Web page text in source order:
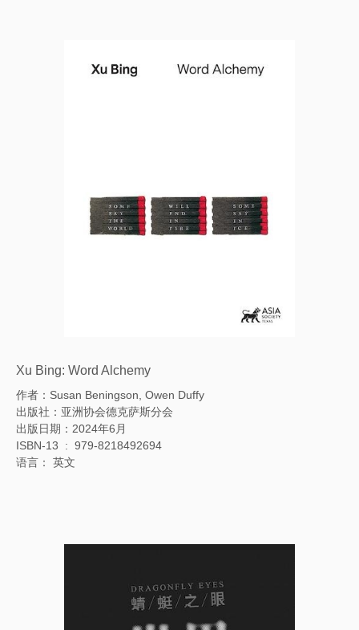
Xu Bing: Word Alchemy
作者：Susan Beningson, Owen Duffy
出版社：亚洲协会德克萨斯分会
出版日期：2024年6月
ISBN-13 ‏ : ‎ 979-8218492694
语言： 英文